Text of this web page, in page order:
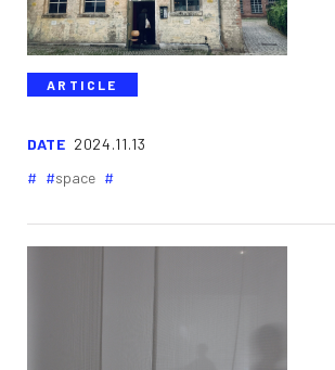
ARTICLE
DATE 2024.11.13
space